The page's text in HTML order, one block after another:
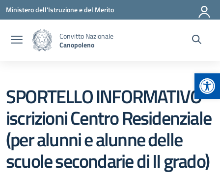
Vai ai contenuti
Vai al menu di navigazione
Vai al footer
Ministero dell'Istruzione e del Merito
Convitto Nazionale
Canopoleno
SPORTELLO INFORMATIVO
iscrizioni Centro Residenziale
(per alunni e alunne delle
scuole secondarie di II grado)